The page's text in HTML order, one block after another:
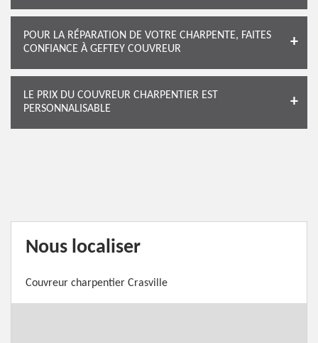
POUR LA RÉPARATION DE VOTRE CHARPENTE, FAITES
CONFIANCE À GEFTEY COUVREUR
LE PRIX DU COUVREUR CHARPENTIER EST
PERSONNALISABLE
Nous localiser
Couvreur charpentier Crasville